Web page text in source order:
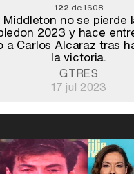
122 de 1608
Middleton no se pierde
2023 y hace
a Carlos Alcaraz tras
la victoria.
GTRES
17 jul 2023